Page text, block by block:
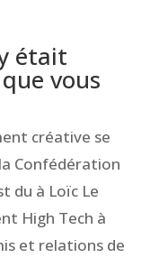
était
vous
créative se
Confédération
du à Loïc Le
High Tech à
et relations de